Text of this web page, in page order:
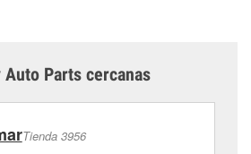
Parts cercanas
Tienda 3956